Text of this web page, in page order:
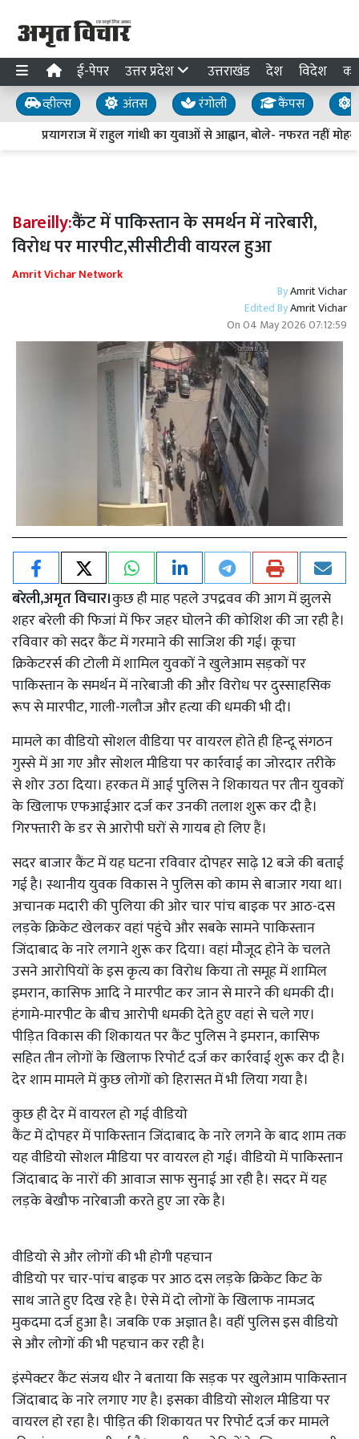
ई-पेपर उत्तर प्रदेश उत्तराखंड देश विदेश
व्हील्स अंतस रंगोली कैंपस
प्रयागराज में राहुल गांधी का युवाओं से आह्वान, बोले- नफरत नहीं
Bareilly:कैंट में पाकिस्तान के समर्थन में नारेबारी,
विरोध पर मारपीट,सीसीटीवी वायरल हुआ
Amrit Vichar Network
ByAmrit Vichar
Edited ByAmrit Vichar
On04 May 2026 07:12:59
बरेली,अमृत विचार।कुछ ही माह पहले उपद्रवव की आग में झुलसे
शहर बरेली की फिजां में फिर जहर घोलने की कोशिश की जा रही है।
रविवार को सदर कैंट में गरमाने की साजिश की गई। कूचा
क्रिकेटरर्स की टोली में शामिल युवकों ने खुलेआम सड़कों पर
पाकिस्तान के समर्थन में नारेबाजी की और विरोध पर दुस्साहसिक
रूप से मारपीट, गाली-गलौज और हत्या की धमकी भी दी।
मामले का वीडियो सोशल वीडिया पर वायरल होते ही हिन्दू संगठन
गुस्से में आ गए और सोशल मीडिया पर कार्रवाई का जोरदार तरीके
से शोर उठा दिया। हरकत में आई पुलिस ने शिकायत पर तीन युवकों
के खिलाफ एफआईआर दर्ज कर उनकी तलाश शुरू कर दी है।
गिरफ्तारी के डर से आरोपी घरों से गायब हो लिए हैं।
सदर बाजार कैंट में यह घटना रविवार दोपहर साढ़े 12 बजे की बताई
गई है। स्थानीय युवक विकास ने पुलिस को काम से बाजार गया था।
अचानक मदारी की पुलिया की ओर चार पांच बाइक पर आठ-दस
लड़के क्रिकेट खेलकर वहां पहुंचे और सबके सामने पाकिस्तान
जिंदाबाद के नारे लगाने शुरू कर दिया। वहां मौजूद होने के चलते
उसने आरोपियों के इस कृत्य का विरोध किया तो समूह में शामिल
इमरान, कासिफ आदि ने मारपीट कर जान से मारने की धमकी दी।
हंगामे-मारपीट के बीच आरोपी धमकी देते हुए वहां से चले गए।
पीड़ित विकास की शिकायत पर कैंट पुलिस ने इमरान, कासिफ
सहित तीन लोगों के खिलाफ रिपोर्ट दर्ज कर कार्रवाई शुरू कर दी है।
देर शाम मामले में कुछ लोगों को हिरासत में भी लिया गया है।
कुछ ही देर में वायरल हो गई वीडियो
कैंट में दोपहर में पाकिस्तान जिंदाबाद के नारे लगने के बाद शाम तक
यह वीडियो सोशल मीडिया पर वायरल हो गई। वीडियो में पाकिस्तान
जिंदाबाद के नारों की आवाज साफ सुनाई आ रही है। सदर में यह
लड़के बेखौफ नारेबाजी करते हुए जा रके है।
वीडियो से और लोगों की भी होगी पहचान
वीडियो पर चार-पांच बाइक पर आठ दस लड़के क्रिकेट किट के
साथ जाते हुए दिख रहे है। ऐसे में दो लोगों के खिलाफ नामजद
मुकदमा दर्ज हुआ है। जबकि एक अज्ञात है। वहीं पुलिस इस वीडियो
से और लोगों की भी पहचान कर रही है।
इंस्पेक्टर कैंट संजय धीर ने बताया कि सड़क पर खुलेआम पाकिस्तान
जिंदाबाद के नारे लगाए गए है। इसका वीडियो सोशल मीडिया पर
वायरल हो रहा है। पीड़ित की शिकायत पर रिपोर्ट दर्ज कर मामले